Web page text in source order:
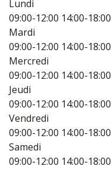
Lundi
09:00-12:00 14:00-18:00
Mardi
09:00-12:00 14:00-18:00
Mercredi
09:00-12:00 14:00-18:00
Jeudi
09:00-12:00 14:00-18:00
Vendredi
09:00-12:00 14:00-18:00
Samedi
09:00-12:00 14:00-18:00